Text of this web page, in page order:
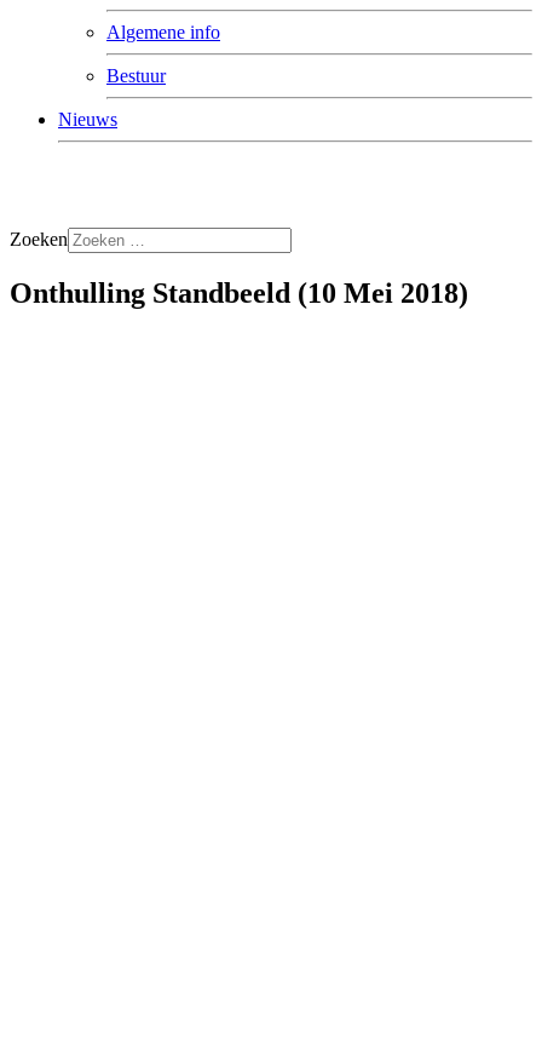
Algemene info
Bestuur
Nieuws
Zoeken
Onthulling Standbeeld (10 Mei 2018)